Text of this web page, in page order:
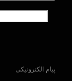
پیام الکترونیکی